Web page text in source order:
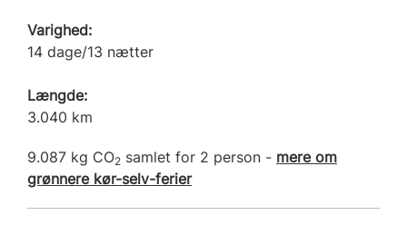
Varighed:
14 dage/13 nætter
Længde:
3.040 km
9.087 kg CO2 samlet for 2 person - mere om
grønnere kør-selv-ferier